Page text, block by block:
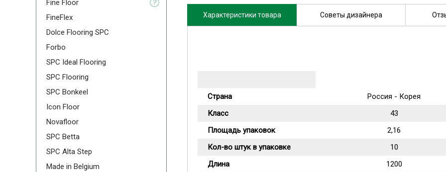
Характеристики товара Советы дизайнера
Страна
Россия - Корея
Класс
43
Площадь упаковок
2,16
Кол-во штук в упаковке
10
Длина
1200
Fine Floor
?
FineFlex
Dolce Flooring SPC
Forbo
SPC Ideal Flooring
SPC Flooring
SPC Bonkeel
Icon Floor
Novafloor
SPC Betta
SPC Alta Step
Made in Belgium